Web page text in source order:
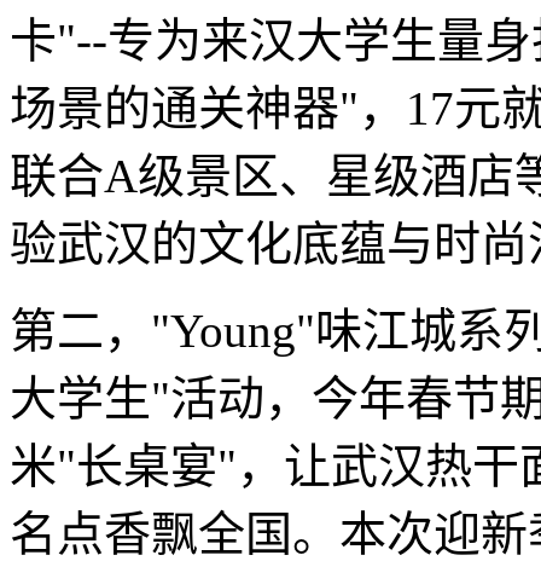
卡"--专为来汉大学生量
场景的通关神器"，17元
联合A级景区、星级酒店
验武汉的文化底蕴与时尚
第二，"Young"味江城系
大学生"活动，今年春节
米"长桌宴"，让武汉热干
名点香飘全国。本次迎